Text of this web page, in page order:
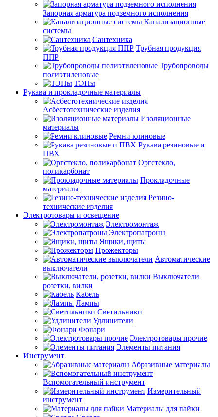
Запорная арматура подземного исполнения
Канализационные
системы
Сантехника
Трубная продукция
ППР
Трубопроводы
полиэтиленовые
ТЭНы
Рукава и прокладочные материалы
Асбестотехнические изделия
Изоляционные
материалы
Ремни клиновые
Рукава резиновые и
ПВХ
Оргстекло,
поликарбонат
Прокладочные
материалы
Резино-
технические изделия
Электротовары и освещение
Электромонтаж
Электропатроны
Ящики, щиты
Прожекторы
Автоматические
выключатели
Выключатели,
розетки, вилки
Кабель
Лампы
Светильники
Удлинители
Фонари
Электротовары прочие
Элементы питания
Инструмент
Абразивные материалы
Вспомогательный инструмент
Измерительный
инструмент
Материалы для пайки